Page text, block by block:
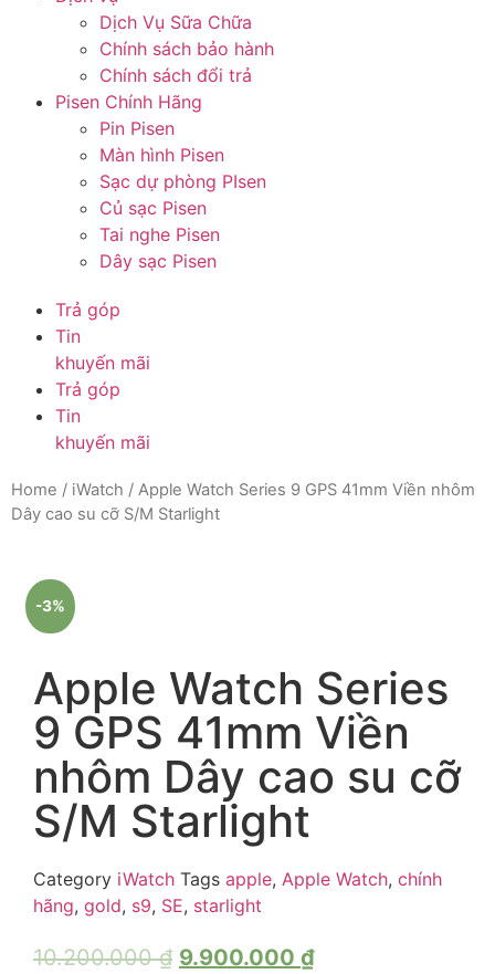
Dịch Vụ Sữa Chữa
Chính sách bảo hành
Chính sách đổi trả
Pisen Chính Hãng
Pin Pisen
Màn hình Pisen
Sạc dự phòng PIsen
Củ sạc Pisen
Tai nghe Pisen
Dây sạc Pisen
Trả góp
Tin
khuyến mãi
Trả góp
Tin
khuyến mãi
Home / iWatch / Apple Watch Series 9 GPS 41mm Viền nhôm
Dây cao su cỡ S/M Starlight
-3%
Apple Watch Series
9 GPS 41mm Viền
nhôm Dây cao su cỡ
S/M Starlight
Category iWatch Tags apple, Apple Watch, chính
hãng, gold, s9, SE, starlight
10.200.000₫ 9.900.000 ₫